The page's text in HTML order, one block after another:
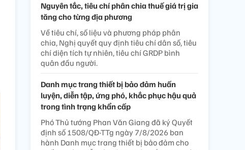
Nguyên tắc, tiêu chí phân chia thuế giá trị gia
tăng cho từng địa phương
Về tiêu chí, số liệu và phương pháp phân
chia, Nghị quyết quy định tiêu chí dân số, tiêu
chí diện tích tự nhiên, tiêu chí GRDP bình
quân đầu người.
Danh mục trang thiết bị bảo đảm huấn
luyện, diễn tập, ứng phó, khắc phục hậu quả
trong tình trạng khẩn cấp
Phó Thủ tướng Phan Văn Giang đã ký Quyết
định số 1508/QĐ-TTg ngày 7/8/2026 ban
hành Danh mục trang thiết bị bảo đảm cho